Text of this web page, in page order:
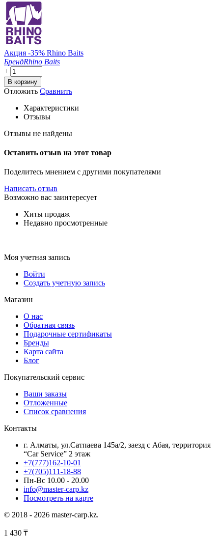
Акция -35% Rhino Baits
БрендRhino Baits
+
−
В корзину
Отложить Сравнить
Характеристики
Отзывы
Отзывы не найдены
Оставить отзыв на этот товар
Поделитесь мнением с другими покупателями
Написать отзыв
Возможно вас заинтересует
Хиты продаж
Недавно просмотренные
Моя учетная запись
Войти
Создать учетную запись
Магазин
О нас
Обратная связь
Подарочные сертификаты
Бренды
Карта сайта
Блог
Покупательский сервис
Ваши заказы
Отложенные
Список сравнения
Контакты
г. Алматы, ул.Сатпаева 145а/2, заезд с Абая, территория
“Car Service” 2 этаж
+7(777)162-10-01
+7(705)111-18-88
Пн-Вс 10.00 - 20.00
info@master-carp.kz
Посмотреть на карте
© 2018 - 2026 master-carp.kz.
1 430 ₸